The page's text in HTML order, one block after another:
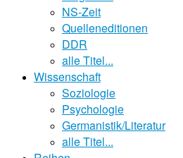
NS-Zeit
Quelleneditionen
DDR
alle Titel...
Wissenschaft
Soziologie
Psychologie
Germanistik/Literatur
alle Titel...